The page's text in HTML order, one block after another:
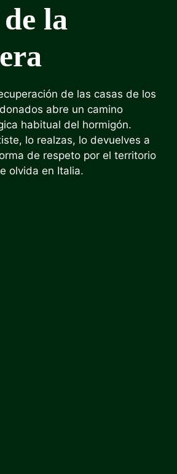
la
de las casas de los
abre un camino
habitual del hormigón.
lo realzas, lo devuelves a
de respeto por el territorio
olvida en Italia.